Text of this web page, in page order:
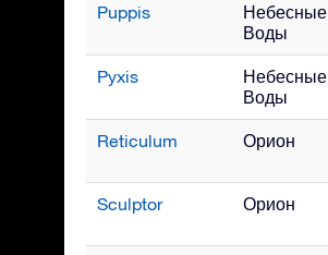
Puppis
Небесные
Воды
Pyxis
Небесные
Воды
Reticulum Орион
Sculptor Орион